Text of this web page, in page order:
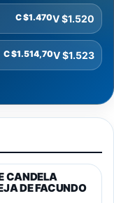
C $1.470V $1.520
C $1.514,70V $1.523
CANDELA
DE FACUNDO